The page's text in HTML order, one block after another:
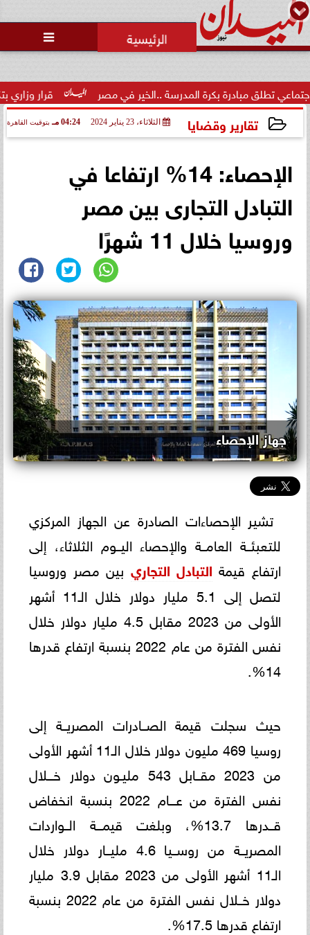

قرار وزاري بتكليف مبادرة بكرة المدرسة ..الخير في مصر
تقارير وقضايا الثلاثاء، 23 يناير 2024 04:24 مـ بتوقيت القاهرة
الإحصاء: 14% ارتفاعا في
التبادل التجارى بين مصر
وروسيا خلال 11 شهرًا
جهاز الإحصاء
تشير الإحصاءات الصادرة عن الجهاز المركزي
للتعبئــة العامــة والإحصاء اليــوم الثلاثاء، إلى
ارتفاع قيمة التبادل التجاري بين مصر وروسيا
لتصل إلى 5.1 مليار دولار خلال الـ11 أشهر
الأولى من 2023 مقابل 4.5 مليار دولار خلال
نفس الفترة من عام 2022 بنسبة ارتفاع قدرها
14%.
حيث سجلت قيمة الصــادرات المصريــة إلى
روسيا 469 مليون دولار خلال الـ11 أشهر الأولى
من 2023 مقــابل 543 مليـون دولار خـــلال
نفس الفترة من عـــام 2022 بنسبة انخفاض
قــدرها 13.7%، وبلغت قيمـــة الــواردات
المصريــة من روســيا 4.6 مليــار دولار خلال
الـ11 أشهر الأولى من 2023 مقابل 3.9 مليار
دولار خــلال نفس الفترة من عام 2022 بنسبة
ارتفاع قدرها 17.5%.